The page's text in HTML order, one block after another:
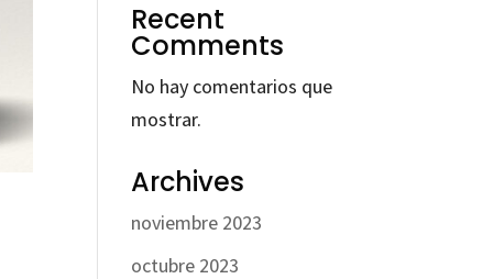
Recent
Comments
No hay comentarios que
mostrar.
Archives
noviembre 2023
octubre 2023